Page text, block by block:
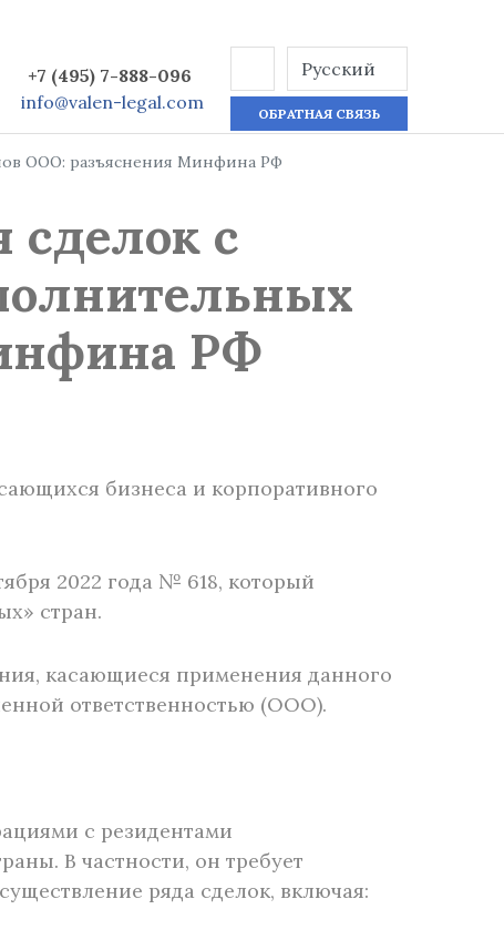
+7 (495) 7-888-096
info@valen-legal.com
ОБРАТНАЯ СВЯЗЬ
ООО: разъяснения Минфина РФ
с
РФ
бизнеса и корпоративного
2022 года № 618, который
стран.
касающиеся применения данного
ответственностью (ООО).
с резидентами
В частности, он требует
ряда сделок, включая: